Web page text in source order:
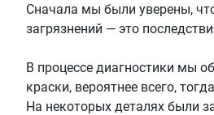
Сначала мы были уверены,
загрязнений — это
В процессе диагностики мы
краски, вероятнее всего,
На некоторых деталях были